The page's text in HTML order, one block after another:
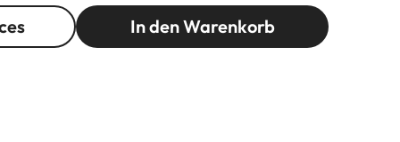
In den Warenkorb